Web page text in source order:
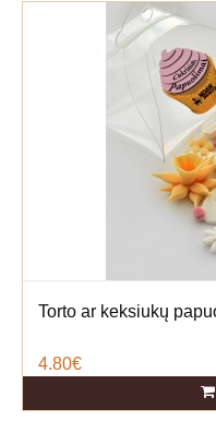
Torto ar keksiukų
4.80€